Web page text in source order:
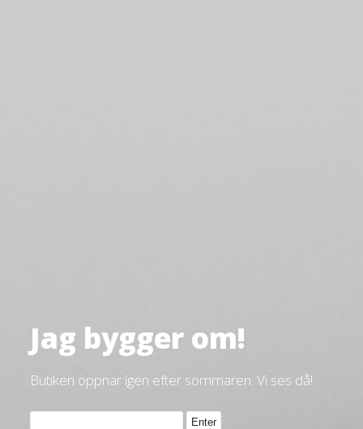
Jag bygger om!
Butiken öppnar igen efter sommaren. Vi ses då!